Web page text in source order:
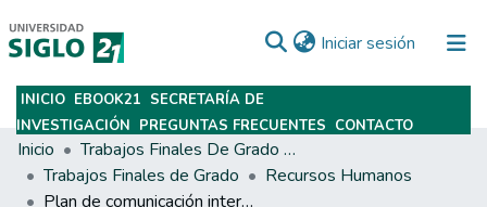
Iniciar sesión (current)
Subir
INICIO EBOOK21 SECRETARÍA DE
INVESTIGACIÓN PREGUNTAS FRECUENTES CONTACTO
Inicio
Trabajos Finales De Grado Y Posgrado
Trabajos Finales de Grado
Recursos Humanos
Plan de comunicación interna y formación de líderes coach para Redolfi S.R.L